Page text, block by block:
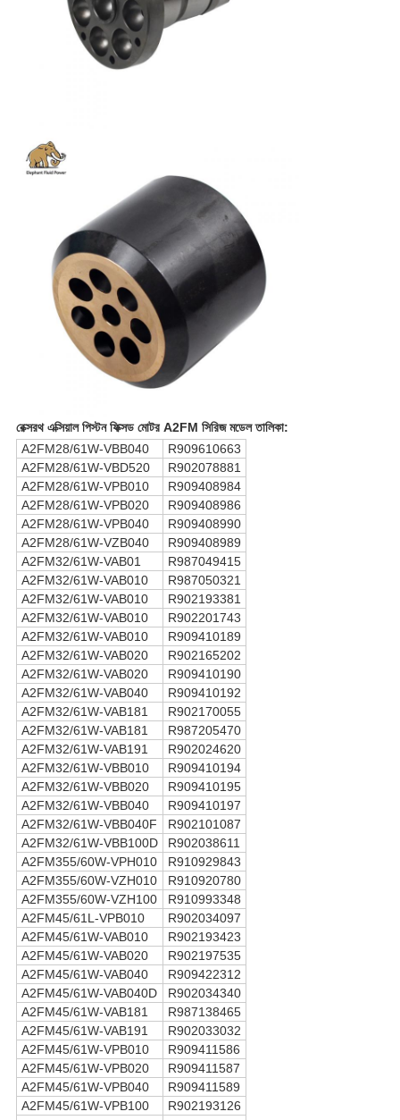
রেক্সরথ এক্সিয়াল পিস্টন ফিক্সড মোটর A2FM সিরিজ মডেল তালিকা:
A2FM28/61W-VBB040
R909610663
A2FM28/61W-VBD520
R902078881
A2FM28/61W-VPB010
R909408984
A2FM28/61W-VPB020
R909408986
A2FM28/61W-VPB040
R909408990
A2FM28/61W-VZB040
R909408989
A2FM32/61W-VAB01
R987049415
A2FM32/61W-VAB010
R987050321
A2FM32/61W-VAB010
R902193381
A2FM32/61W-VAB010
R902201743
A2FM32/61W-VAB010
R909410189
A2FM32/61W-VAB020
R902165202
A2FM32/61W-VAB020
R909410190
A2FM32/61W-VAB040
R909410192
A2FM32/61W-VAB181
R902170055
A2FM32/61W-VAB181
R987205470
A2FM32/61W-VAB191
R902024620
A2FM32/61W-VBB010
R909410194
A2FM32/61W-VBB020
R909410195
A2FM32/61W-VBB040
R909410197
A2FM32/61W-VBB040F
R902101087
A2FM32/61W-VBB100D
R902038611
A2FM355/60W-VPH010
R910929843
A2FM355/60W-VZH010
R910920780
A2FM355/60W-VZH100
R910993348
A2FM45/61L-VPB010
R902034097
A2FM45/61W-VAB010
R902193423
A2FM45/61W-VAB020
R902197535
A2FM45/61W-VAB040
R909422312
A2FM45/61W-VAB040D
R902034340
A2FM45/61W-VAB181
R987138465
A2FM45/61W-VAB191
R902033032
A2FM45/61W-VPB010
R909411586
A2FM45/61W-VPB020
R909411587
A2FM45/61W-VPB040
R909411589
A2FM45/61W-VPB100
R902193126